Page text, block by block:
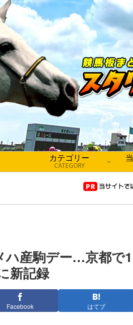
カテゴリー
CATEGORY
産駒デー…京都で
新記録
Facebook はてブ